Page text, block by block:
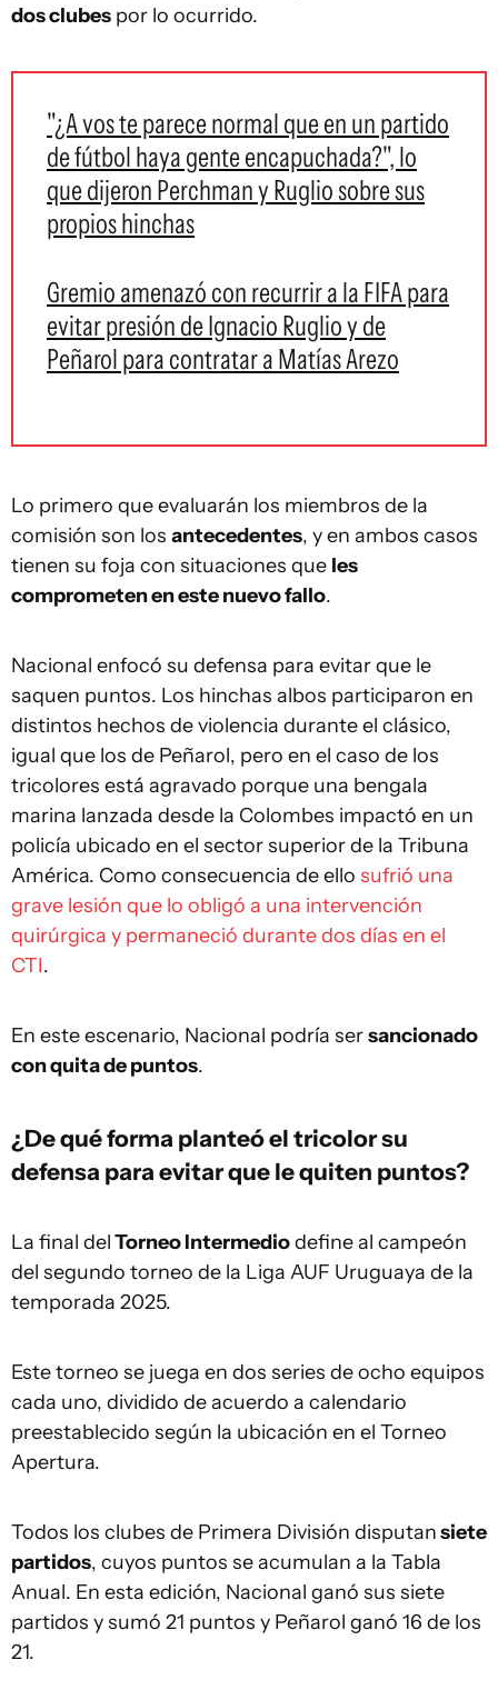
dos clubes por lo ocurrido.
"¿A vos te parece normal que en un partido
de fútbol haya gente encapuchada?", lo
que dijeron Perchman y Ruglio sobre sus
propios hinchas
Gremio amenazó con recurrir a la FIFA para
evitar presión de Ignacio Ruglio y de
Peñarol para contratar a Matías Arezo
Lo primero que evaluarán los miembros de la
comisión son los antecedentes, y en ambos casos
tienen su foja con situaciones que les
comprometen en este nuevo fallo.
Nacional enfocó su defensa para evitar que le
saquen puntos. Los hinchas albos participaron en
distintos hechos de violencia durante el clásico,
igual que los de Peñarol, pero en el caso de los
tricolores está agravado porque una bengala
marina lanzada desde la Colombes impactó en un
policía ubicado en el sector superior de la Tribuna
América. Como consecuencia de ello sufrió una
grave lesión que lo obligó a una intervención
quirúrgica y permaneció durante dos días en el
CTI.
En este escenario, Nacional podría sersancionado
con quita de puntos.
¿De qué forma planteó el tricolor su
defensa para evitar que le quiten puntos?
La final delTorneo Intermediodefine al campeón
del segundo torneo de la Liga AUF Uruguaya de la
temporada 2025.
Este torneo se juega en dos series de ocho equipos
cada uno, dividido de acuerdo a calendario
preestablecido según la ubicación en el Torneo
Apertura.
Todos los clubes de Primera División disputansiete
partidos, cuyos puntos se acumulan a la Tabla
Anual. En esta edición, Nacional ganó sus siete
partidos y sumó 21 puntos y Peñarol ganó 16 de los
21.